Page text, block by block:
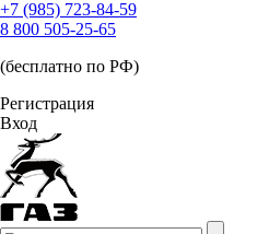
+7 (985) 723-84-59
8 800 505-25-65
(бесплатно по РФ)
Регистрация
Вход